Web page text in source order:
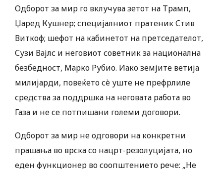
Одборот за мир го вклучува зетот на Трамп,
Џаред Кушнер; специјалниот пратеник Стив
Виткоф; шефот на кабинетот на претседателот,
Сузи Вајлс и неговиот советник за национална
безбедност, Марко Рубио. Иако земјите ветија
милијарди, повеќето сè уште не префрлиле
средства за поддршка на неговата работа во
Газа и не се потпишани големи договори.
Одборот за мир не одговори на конкретни
прашања во врска со нацрт-резолуцијата, но
еден функционер во соопштението рече: „Не